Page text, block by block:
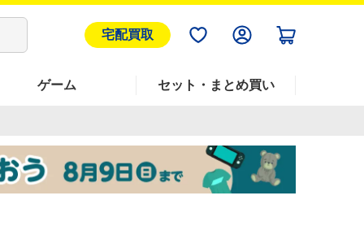
宅配買取
ゲーム セット・まとめ買い